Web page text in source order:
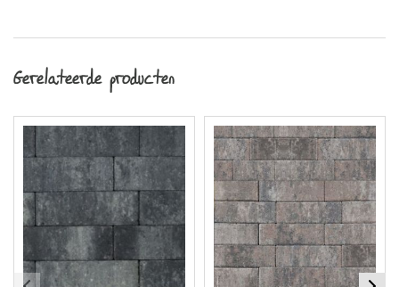
Gerelateerde producten